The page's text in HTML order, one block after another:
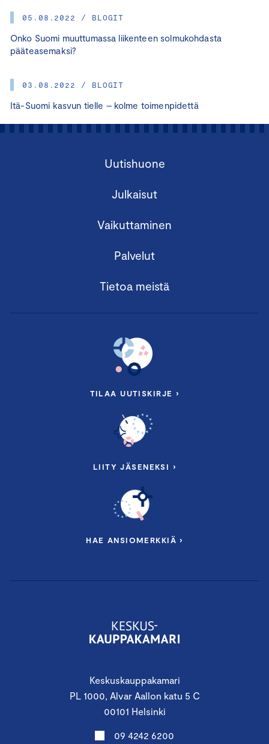
05.08.2022 / BLOGIT
Onko Suomi muuttumassa liikenteen solmukohdasta
pääteasemaksi?
03.08.2022 / BLOGIT
Itä-Suomi kasvun tielle – kolme toimenpidettä
Keskuskauppakamari
PL 1000, Alvar Aallon katu 5 C
00101 Helsinki
09 4242 6200
Uutishuone
Julkaisut
Vaikuttaminen
Palvelut
Tietoa meistä
TILAA UUTISKIRJE ›
LIITY JÄSENEKSI ›
HAE ANSIOMERKKIÄ ›